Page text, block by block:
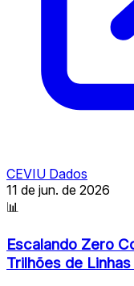
CEVIU Dados
11 de jun. de 2026
📊
Escalando Zero
Trilhões de